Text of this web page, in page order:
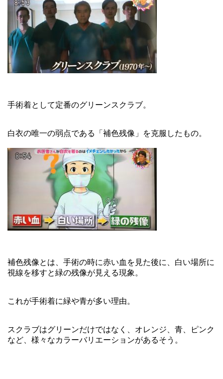
手術着として定番のグリーンスクラブ。
白衣の唯一の弱点である「補色残像」を克服したもの。
補色残像とは、手術の時に赤い血を見た後に、白い場所に
視線を移すと緑の残像が見える現象。
これが手術着に緑や青が多い理由。
スクラブはグリーンだけではなく、オレンジ、青、ピンク
など、様々なカラーバリエーションがあるそう。